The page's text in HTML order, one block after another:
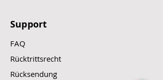
Support
FAQ
Rücktrittsrecht
Rücksendung